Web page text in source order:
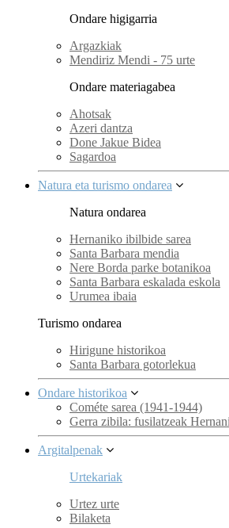
Ondare higigarria
Argazkiak
Mendiriz Mendi - 75 urte
Ondare materiagabea
Ahotsak
Azeri dantza
Done Jakue Bidea
Sagardoa
Natura eta turismo ondarea
Natura ondarea
Hernaniko ibilbide sarea
Santa Barbara mendia
Nere Borda parke botanikoa
Santa Barbara eskalada eskola
Urumea ibaia
Turismo ondarea
Hirigune historikoa
Santa Barbara gotorlekua
Ondare historikoa
Cométe sarea (1941-1944)
Gerra zibila: fusilatzeak
Argitalpenak
Urtekariak
Urtez urte
Bilaketa